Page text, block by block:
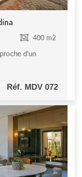
400 m2
d'un
Réf. MDV 072